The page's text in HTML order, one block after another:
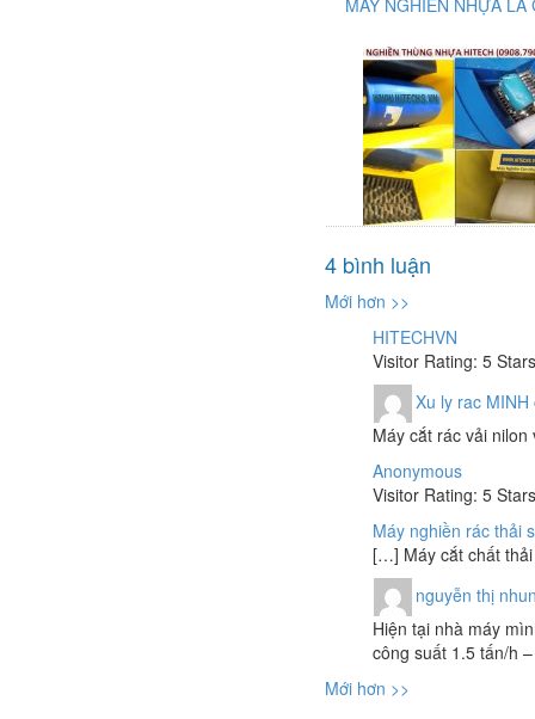
4 bình luận
Mới hơn >>
HITECHVN
Visitor Rating: 5
Xu ly rac MINH
Máy cắt rác vải
Anonymous
Visitor Rating: 5
Máy nghiền rác thải
[…] Máy cắt chất
nguyễn thị
Hiện tại nhà máy
công suất 1.5 tấn/h
Mới hơn >>